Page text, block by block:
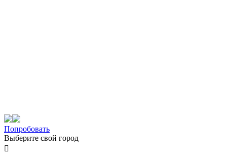
Попробовать
Выберите свой город
